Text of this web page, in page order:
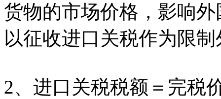
货物的市场价格，影响
以征收进口关税作为限
2、进口关税税额＝完税